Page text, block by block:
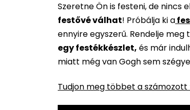
Szeretne Ön is festeni, de
festővé válhat! Próbálja ki a
ennyire egyszerű. Rendelje meg
egy festékkészlet, és már
miatt még van Gogh sem
Tudjon meg többet a